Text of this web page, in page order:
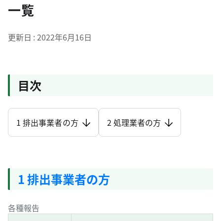
一覧
更新日 2022年6月16日
目次
1 排出事業者の方 2 処理業者の方
1 排出事業者の方
各種報告